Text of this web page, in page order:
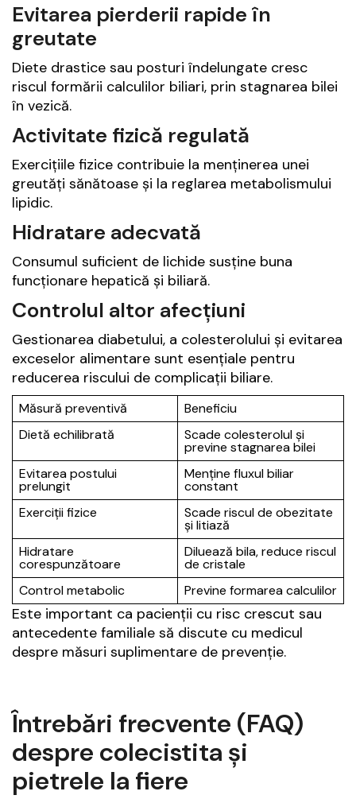
Evitarea pierderii rapide în
greutate
Diete drastice sau posturi îndelungate cresc
riscul formării calculilor biliari, prin stagnarea bilei
în vezică.
Activitate fizică regulată
Exercițiile fizice contribuie la menținerea unei
greutăți sănătoase și la reglarea metabolismului
lipidic.
Hidratare adecvată
Consumul suficient de lichide susține buna
funcționare hepatică și biliară.
Controlul altor afecțiuni
Gestionarea diabetului, a colesterolului și evitarea
exceselor alimentare sunt esențiale pentru
reducerea riscului de complicații biliare.
Măsură preventivă
Beneficiu
Dietă echilibrată
Scade colesterolul și
previne stagnarea bilei
Evitarea postului
prelungit
Menține fluxul biliar
constant
Exerciții fizice
Scade riscul de obezitate
și litiază
Hidratare
corespunzătoare
Diluează bila, reduce riscul
de cristale
Control metabolic
Previne formarea calculilor
Este important ca pacienții cu risc crescut sau
antecedente familiale să discute cu medicul
despre măsuri suplimentare de prevenție.
Întrebări frecvente (FAQ)
despre colecistita și
pietrele la fiere